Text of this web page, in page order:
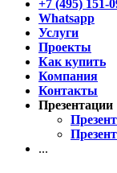
+7 (495) 151-
Whatsapp
Услуги
Проекты
Как купить
Компания
Контакты
Презентации
...